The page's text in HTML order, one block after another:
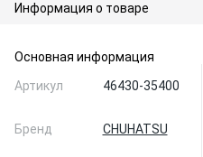
Информация о товаре
Основная информация
Артикул
46430-35400
Бренд CHUHATSU